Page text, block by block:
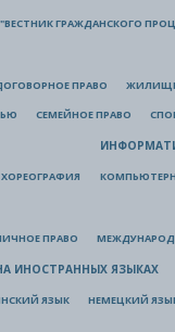
ГРАЖДАНСКОГО
ПРАВО
СЕМЕЙНОЕ ПРАВО
ХОРЕОГРАФИЯ
ПРАВО
ИНОСТРАННЫХ ЯЗЫКАХ
ЯЗЫК НЕМЕЦКИЙ